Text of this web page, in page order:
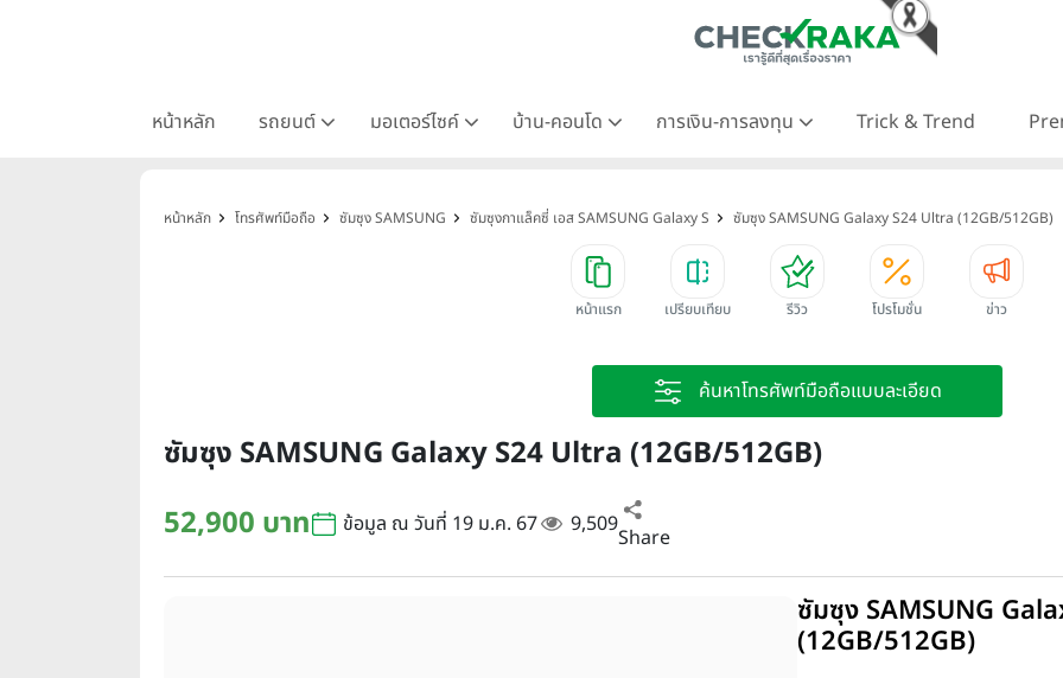
หน้าหลัก รถยนต์ มอเตอร์ไซค์ บ้าน-คอนโด การเงิน-การลงทุน Trick & Trend
หน้าหลัก โทรศัพท์มือถือ ซัมซุง SAMSUNG ซัมซุงกาแล็คซี่ เอส SAMSUNG Galaxy S ซัมซุง SAMSUNG Galaxy S24 Ultra (12GB/512GB)
หน้าแรก เปรียบเทียบ รีวิว โปรโมชั่น ข่าว
ค้นหาโทรศัพท์มือถือแบบละเอียด
ซัมซุง SAMSUNG Galaxy S24 Ultra (12GB/512GB)
52,900 บาท
ข้อมูล ณ วันที่ 19 ม.ค. 67 9,509Share
ซัมซุง SAMSUNG
(12GB/512GB)